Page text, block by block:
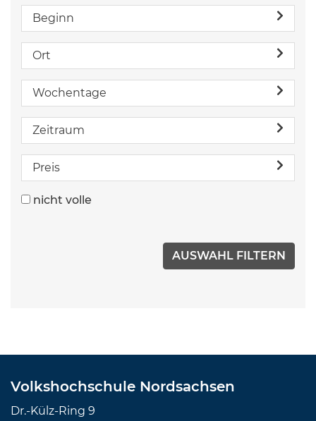
Beginn
Ort
Wochentage
Zeitraum
Preis
nicht volle
Volkshochschule Nordsachsen
Dr.-Külz-Ring 9